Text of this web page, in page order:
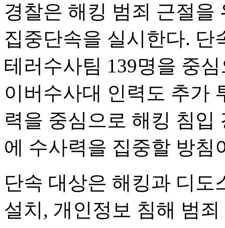
경찰은 해킹 범죄 근절을
집중단속을 실시한다. 단
테러수사팀 139명을 중
이버수사대 인력도 추가
력을 중심으로 해킹 침
에 수사력을 집중할 방침
단속 대상은 해킹과 디도
설치, 개인정보 침해 범